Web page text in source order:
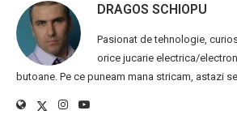
DRAGOS SCHIOPU
Pasionat de tehnologie,
orice jucarie electrica/
butoane. Pe ce puneam mana stricam, astazi